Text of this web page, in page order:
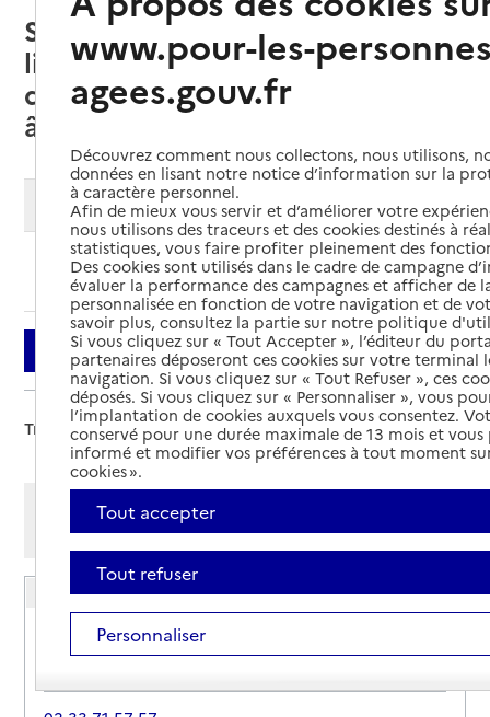
Sainte-Marie-du-Mont (50480) :
liste des établissements
d'hébergement pour personnes
âgées dépendantes (EHPAD)
Modifier ma recherche
Ajouter cette recherche aux favoris
Filtrer
Trier par :
Afficher les résultats par:
Mode liste
Mode carte
EHPAD du Centre hospitalier
Adresse
Rue des Miquelots
50480-Sainte-Marie-du-Mont
www.pour-les-
agees.gouv.fr
Découvrez comment nous collectons, nous utilisons,
données en lisant notre notice d’information sur la
à caractère personnel.
Afin de mieux vous servir et d’améliorer votre
nous utilisons des traceurs et des cookies destinés à
statistiques, vous faire profiter pleinement des
Des cookies sont utilisés dans le cadre de campagne
évaluer la performance des campagnes et afficher de
personnalisée en fonction de votre navigation et de
savoir plus, consultez la partie sur notre politique
Si vous cliquez sur « Tout Accepter », l’éditeur du
partenaires déposeront ces cookies sur votre terminal
navigation. Si vous cliquez sur « Tout Refuser », ces
déposés. Si vous cliquez sur « Personnaliser », vous
l’implantation de cookies auxquels vous consentez.
conservé pour une durée maximale de 13 mois et
informé et modifier vos préférences à tout moment
cookies ».
Tout accepter
Tout refuser
Personnaliser